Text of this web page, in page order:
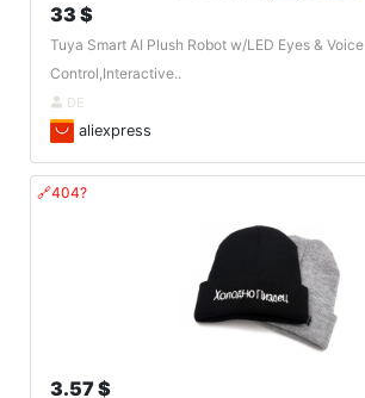
33 $
Tuya Smart AI Plush Robot w/LED Eyes & Voice
Control,Interactive..
DE
aliexpress
🔗404?
3.57 $